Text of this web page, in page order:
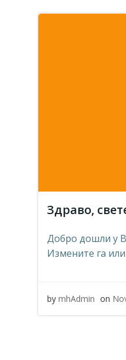
Здраво,
Добро дошли у
Измените га
by mhAdmin on